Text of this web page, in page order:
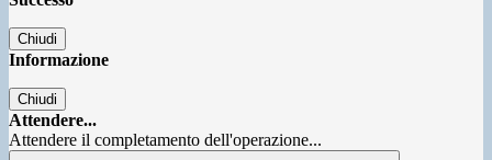
Chiudi
Informazione
Chiudi
Attendere...
Attendere il completamento dell'operazione...